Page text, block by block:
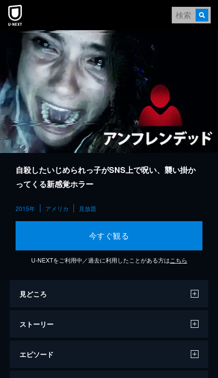
本文へスキップ
自殺したいじめられっ子がSNS上で呪い、襲い掛か
ってくる新感覚ホラー
2015年 アメリカ 見放題
今すぐ観る
U-NEXTをご利用中／過去に利用したことがある方は こちら
見どころ
ストーリー
エピソード